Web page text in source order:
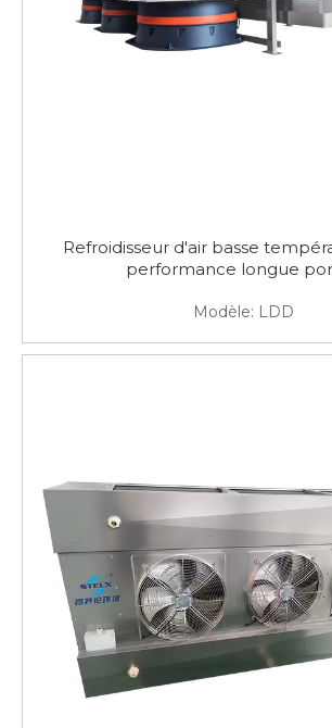
Refroidisseur d'air basse
performance longue
Modèle: LDD